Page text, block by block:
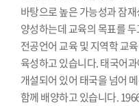
바탕으로 높은 가능성과 잠
양성하는데 교육의 목표를
전공언어 교육 및 지역학 교
육성하고 있습니다. 태국어
개설되어 있어 태국을 넘어
함께 배양하고 있습니다.